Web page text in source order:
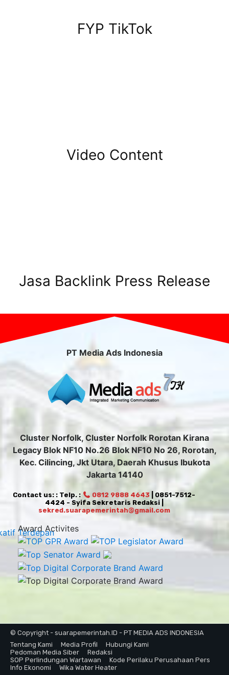
FYP TikTok
Video Content
Jasa Backlink Press Release
PT Media Ads Indonesia
Cluster Norfolk, Cluster Norfolk Rorotan Kirana
Legacy Blok NF10 No.26 Blok NF10 No 26, Rorotan,
Kec. Cilincing, Jkt Utara, Daerah Khusus Ibukota
Jakarta 14140
Contact us: : Telp. : 0812 9888 4643 | 0851-7512-
4424 - Syifa Sekretaris Redaksi |
sekred.suarapemerintah@gmail.com
Award Activites
© Copyright - suarapemerintah.ID - PT MEDIA ADS INDONESIA
Tentang Kami
Media Profil
Hubungi Kami
Pedoman Media Siber
Redaksi
SOP Perlindungan Wartawan
Kode Perilaku Perusahaan Pers
Info Ekonomi
Wika Water Heater